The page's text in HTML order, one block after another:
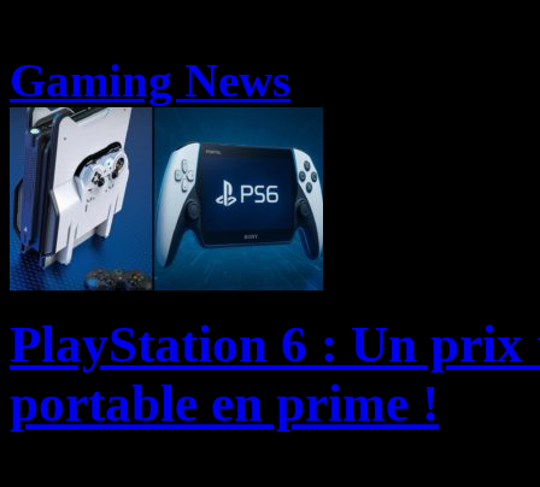
Gaming News
PlayStation 6 : Un prix
portable en prime !